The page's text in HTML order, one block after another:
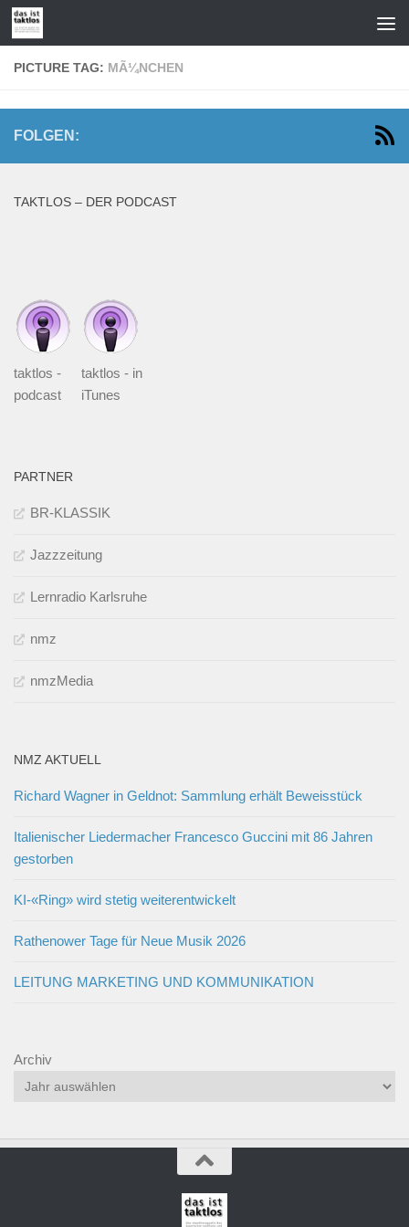
Zum Inhalt springen
PICTURE TAG: MÃ¼NCHEN
FOLGEN:
TAKTLOS – DER PODCAST
taktlos -
podcast
taktlos - in
iTunes
PARTNER
BR-KLASSIK
Jazzzeitung
Lernradio Karlsruhe
nmz
nmzMedia
NMZ AKTUELL
Richard Wagner in Geldnot: Sammlung erhält Beweisstück
Italienischer Liedermacher Francesco Guccini mit 86 Jahren
gestorben
KI-«Ring» wird stetig weiterentwickelt
Rathenower Tage für Neue Musik 2026
LEITUNG MARKETING UND KOMMUNIKATION
Archiv